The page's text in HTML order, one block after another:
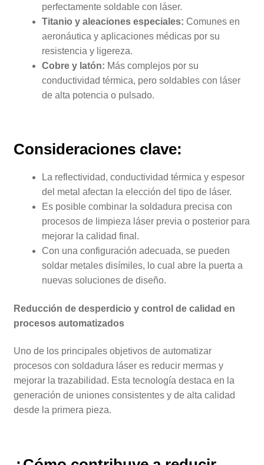
perfectamente soldable con láser.
Titanio y aleaciones especiales: Comunes en
aeronáutica y aplicaciones médicas por su
resistencia y ligereza.
Cobre y latón: Más complejos por su
conductividad térmica, pero soldables con láser
de alta potencia o pulsado.
Consideraciones clave:
La reflectividad, conductividad térmica y espesor
del metal afectan la elección del tipo de láser.
Es posible combinar la soldadura precisa con
procesos de limpieza láser previa o posterior para
mejorar la calidad final.
Con una configuración adecuada, se pueden
soldar metales disímiles, lo cual abre la puerta a
nuevas soluciones de diseño.
Reducción de desperdicio y control de calidad en
procesos automatizados
Uno de los principales objetivos de automatizar
procesos con soldadura láser es reducir mermas y
mejorar la trazabilidad. Esta tecnología destaca en la
generación de uniones consistentes y de alta calidad
desde la primera pieza.